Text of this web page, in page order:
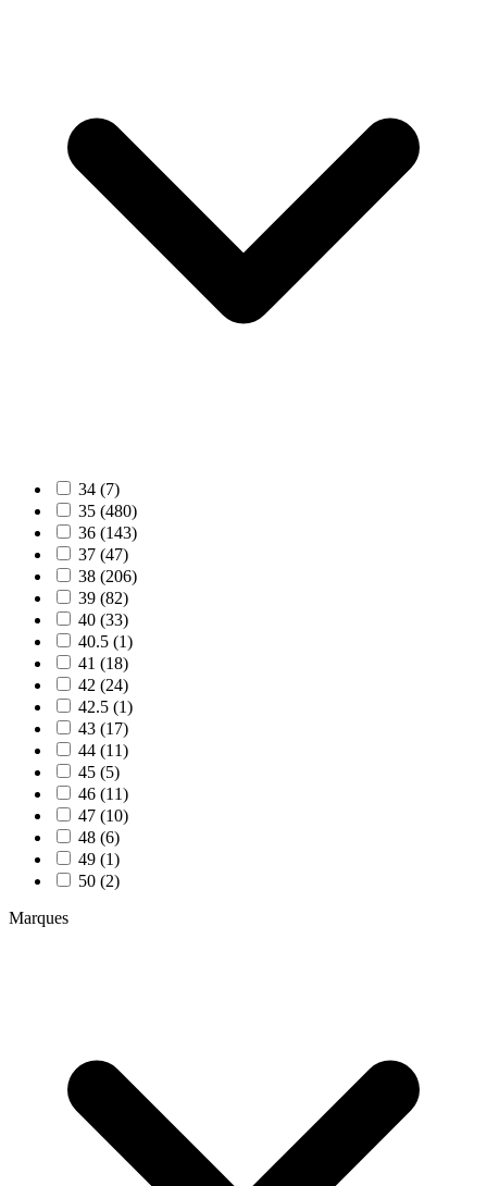
34 (7)
35 (480)
36 (143)
37 (47)
38 (206)
39 (82)
40 (33)
40.5 (1)
41 (18)
42 (24)
42.5 (1)
43 (17)
44 (11)
45 (5)
46 (11)
47 (10)
48 (6)
49 (1)
50 (2)
Marques